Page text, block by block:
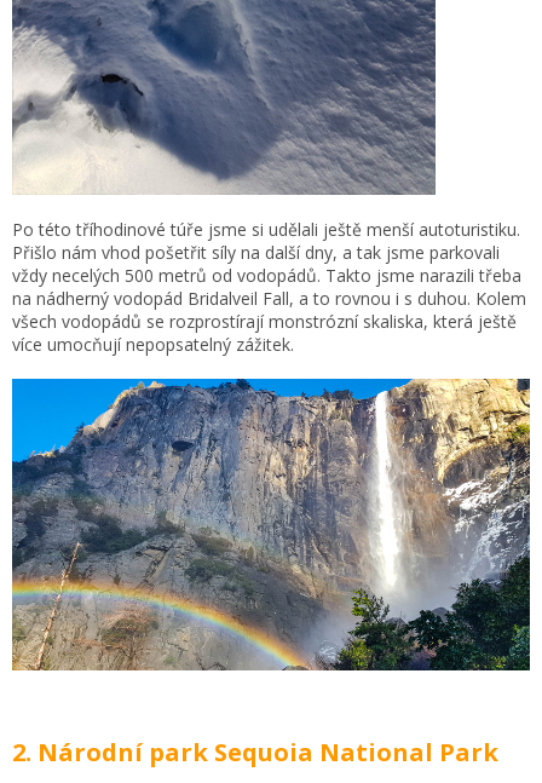
Po této tříhodinové túře jsme si udělali ještě menší autoturistiku.
Přišlo nám vhod pošetřit síly na další dny, a tak jsme parkovali
vždy necelých 500 metrů od vodopádů. Takto jsme narazili třeba
na nádherný vodopád Bridalveil Fall, a to rovnou i s duhou. Kolem
všech vodopádů se rozprostírají monstrózní skaliska, která ještě
více umocňují nepopsatelný zážitek.
2. Národní park Sequoia National Park